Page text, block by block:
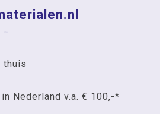
thuis
Nederland v.a. € 100,-*